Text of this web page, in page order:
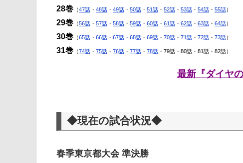
28巻 （47話 ・ 48話 ・ 49話 ・ 50話 ・ 51話 ・ 52話 ・ 53話 ・ 54話 ・ 55話）
29巻 （56話 ・ 57話 ・ 58話 ・ 59話 ・ 60話 ・ 61話 ・ 62話 ・ 63話 ・ 64話）
30巻 （65話 ・ 66話 ・ 67話 ・ 68話 ・ 69話 ・ 70話 ・ 71話 ・ 72話 ・ 73話）
31巻 （74話 ・ 75話 ・ 76話 ・ 77話 ・ 78話 ・79話・80話・81話・82話）
最新『ダイヤ
◆現在の試合状況◆
春季東京都大会 準決勝